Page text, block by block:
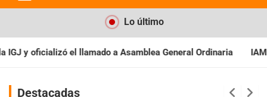
Lo último
General Ordinaria IAME SERIES ARGENTINA:
Destacadas